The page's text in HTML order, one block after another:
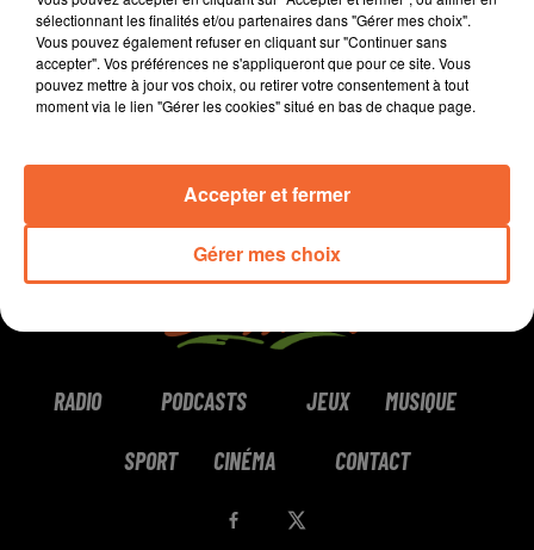
0:00 8 min 47 sec
RADIO PODCASTS JEUX MUSIQUE
SPORT CINÉMA CONTACT
sélectionnant les finalités et/ou partenaires dans "Gérer mes choix".
Vous pouvez également refuser en cliquant sur "Continuer sans
accepter". Vos préférences ne s'appliqueront que pour ce site. Vous
pouvez mettre à jour vos choix, ou retirer votre consentement à tout
moment via le lien "Gérer les cookies" situé en bas de chaque page.
Gérer mes choix
Accepter et fermer